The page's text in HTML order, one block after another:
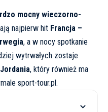
mocny wieczorno-
najpierw hit Francja –
, a w nocy spotkanie
wytrwałych zostaje
, który również ma
sport-tour.pl .